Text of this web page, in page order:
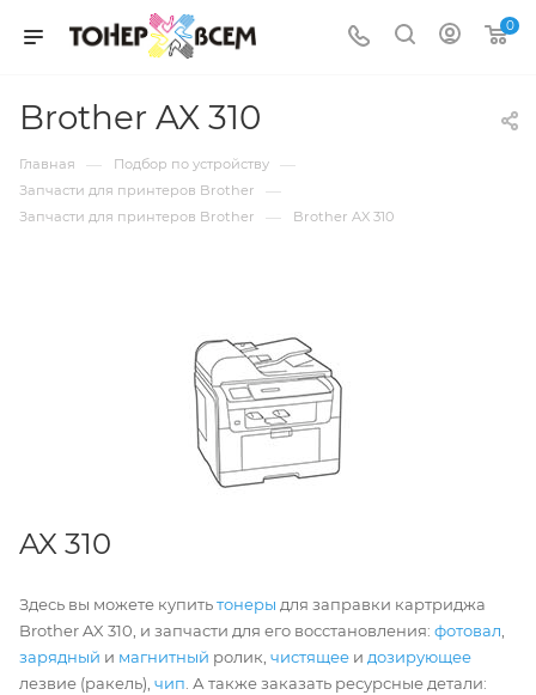
0
Brother AX 310
Главная — Подбор по устройству —
Запчасти для принтеров Brother —
Запчасти для принтеров Brother — Brother AX 310
AX 310
Здесь вы можете купитьтонеры для заправки картриджа
Brother AX 310, и запчасти для его восстановления: фотовал
зарядный и магнитный ролик, чистящее и дозирующее
лезвие (ракель), чип . А также заказать ресурсные детали: